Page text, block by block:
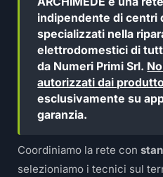
indipendente di centri
specializzati nella
elettrodomestici di
da Numeri Primi Srl.
autorizzati dai
esclusivamente su
garanzia.
Coordiniamo la rete con
selezioniamo i tecnici sul